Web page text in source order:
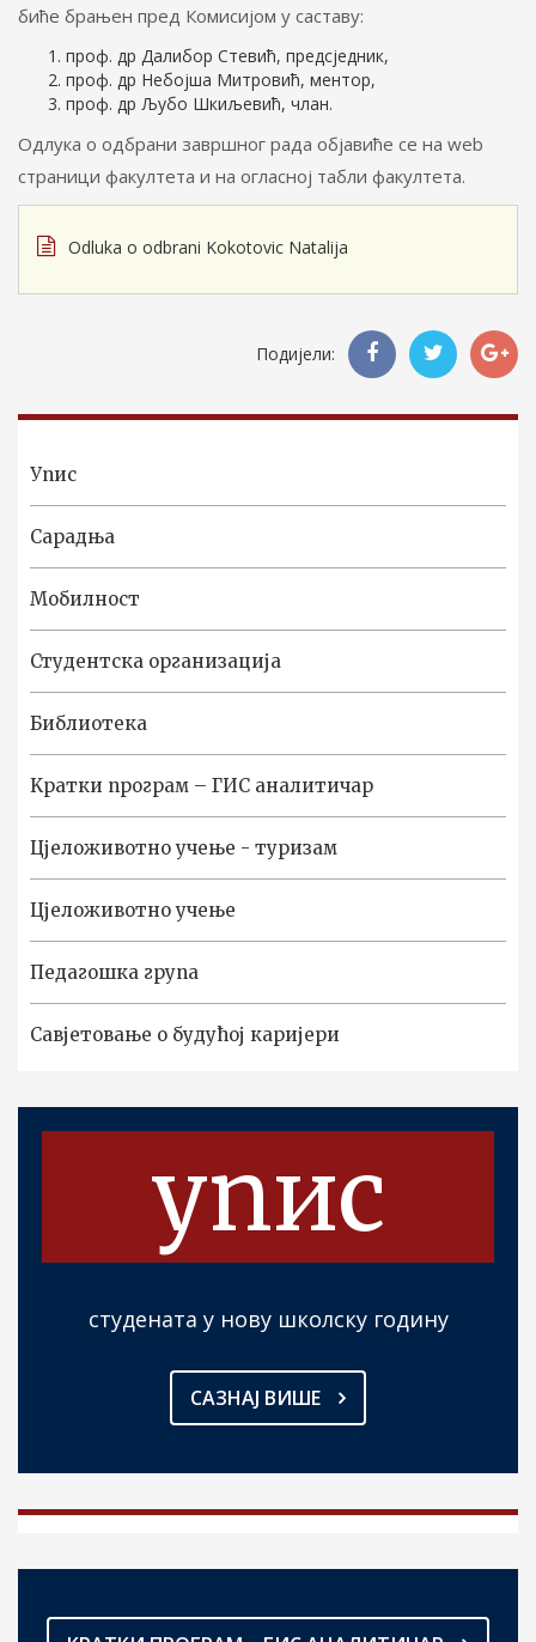
биће брањен пред Комисијом у саставу:
проф. др Далибор Стевић, предсједник,
проф. др Небојша Митровић, ментор,
проф. др Љубо Шкиљевић, члан.
Одлука о одбрани завршног рада објавиће се на web
страници факултета и на огласној табли факултета.
Odluka o odbrani Kokotovic Natalija
Подијели:
Упис
Сарадња
Мобилност
Студентска организација
Библиотека
Kратки програм – ГИС аналитичар
Цјеложивотно учење - туризам
Цјеложивотно учење
Педагошка група
Савјетовање о будућој каријери
упис
студената у нову школску годину
САЗНАЈ ВИШЕ